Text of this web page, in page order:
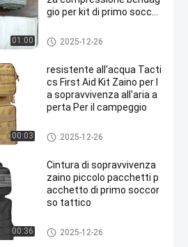
01:00
gio per kit di primo soccor
Kit di pronto soccorso tattico
2025-12-26
00:03
resistente all'acqua Tacti
cs First Aid Kit Zaino per l
a sopravvivenza all'aria a
perta Per il campeggio
Kit di pronto soccorso tattico
2025-12-26
00:36
Cintura di sopravvivenza
zaino piccolo pacchetti p
acchetto di primo soccor
so tattico
Kit di pronto soccorso tattico
2025-12-26